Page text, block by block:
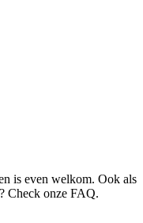
is even welkom. Ook als
Check onze FAQ.